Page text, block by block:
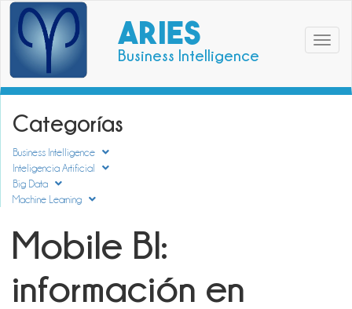
ARIES
Business Intelligence
Toggle
Categorías
Business Intelligence
Inteligencia Artificial
Big Data
Machine Learning
Mobile BI:
información en